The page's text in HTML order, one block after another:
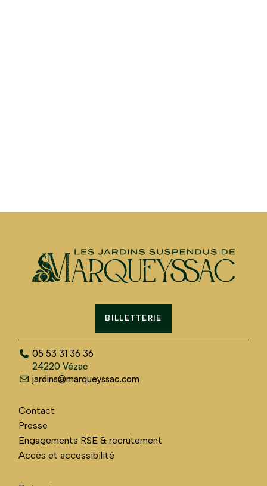
BILLETTERIE
05 53 31 36 36
24220 Vézac
jardins@marqueyssac.com
Contact
Presse
Engagements RSE & recrutement
Accès et accessibilité